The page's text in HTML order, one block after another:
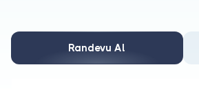
Həkimlər üçünRandevu Al